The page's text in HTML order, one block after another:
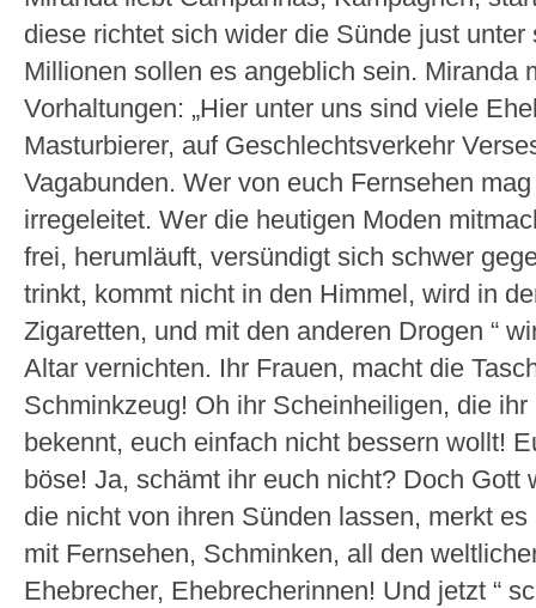
diese richtet sich wider die Sünde just unter
Millionen sollen es angeblich sein. Miranda
Vorhaltungen: „Hier unter uns sind viele
Masturbierer, auf Geschlechtsverkehr
Vagabunden. Wer von euch Fernsehen
irregeleitet. Wer die heutigen Moden
frei, herumläuft, versündigt sich schwer
trinkt, kommt nicht in den Himmel, wird in
Zigaretten, und mit den anderen Drogen “
Altar vernichten. Ihr Frauen, macht die
Schminkzeug! Oh ihr Scheinheiligen, die
bekennt, euch einfach nicht bessern wollt!
böse! Ja, schämt ihr euch nicht? Doch Gott
die nicht von ihren Sünden lassen, merkt
mit Fernsehen, Schminken, all den
Ehebrecher, Ehebrecherinnen! Und jetzt “